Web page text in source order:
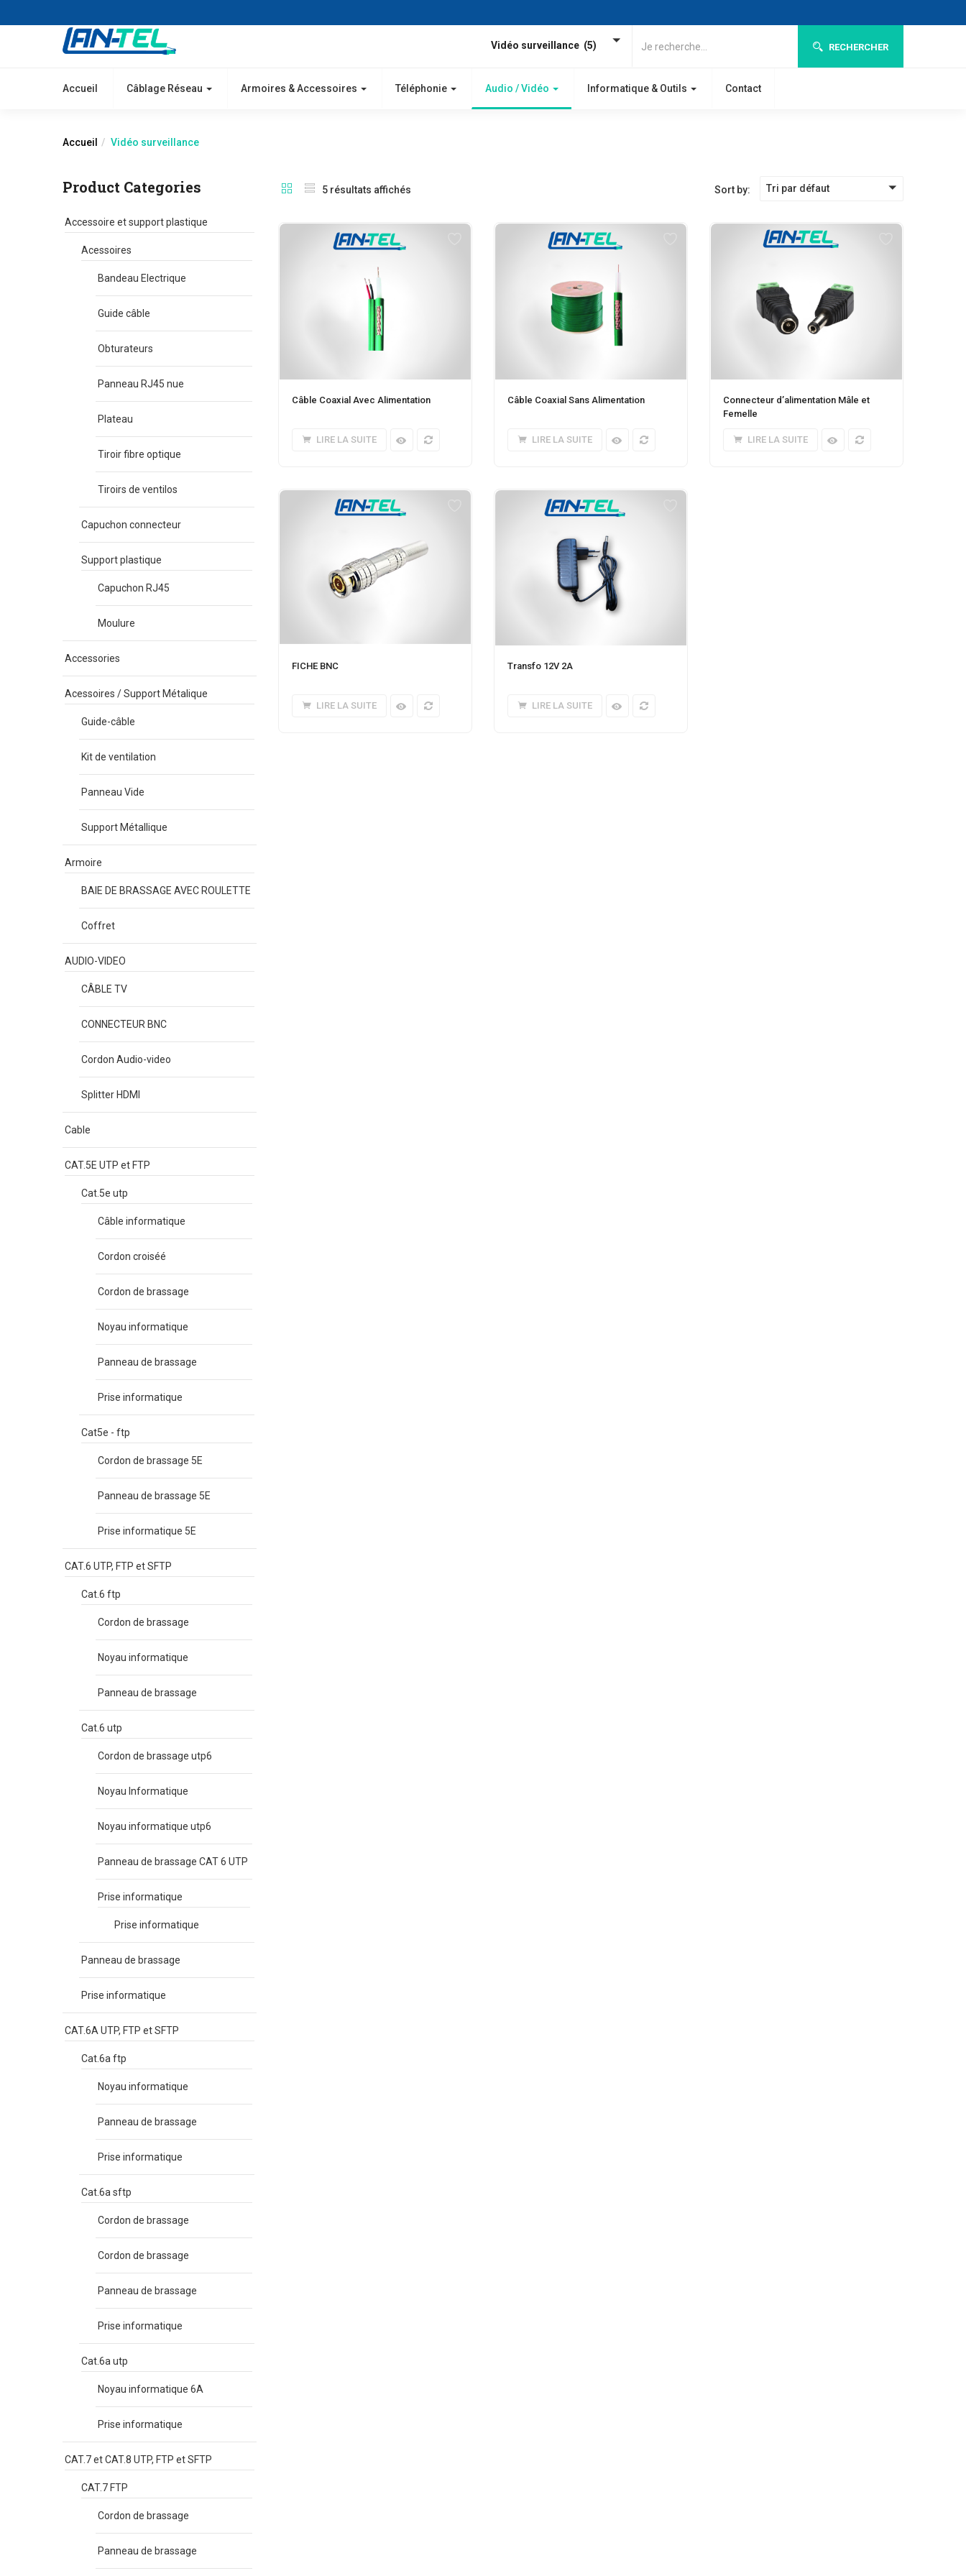
Vidéo surveillance (5) RECHERCHER
Accueil Câblage Réseau Armoires & Accessoires Téléphonie Audio / Vidéo Informatique & Outils Contact
Accueil Vidéo surveillance
5 résultats affichés Sort by: Tri par défaut
Câble Coaxial Avec Alimentation
LIRE LA SUITE
Câble Coaxial Sans Alimentation
LIRE LA SUITE
Connecteur d’alimentation Mâle et
Femelle
LIRE LA SUITE
FICHE BNC
LIRE LA SUITE
Transfo 12V 2A
LIRE LA SUITE
Product Categories
Accessoire et support plastique
Acessoires
Bandeau Electrique
Guide câble
Obturateurs
Panneau RJ45 nue
Plateau
Tiroir fibre optique
Tiroirs de ventilos
Capuchon connecteur
Support plastique
Capuchon RJ45
Moulure
Accessories
Acessoires / Support Métalique
Guide-câble
Kit de ventilation
Panneau Vide
Support Métallique
Armoire
BAIE DE BRASSAGE AVEC ROULETTE
Coffret
AUDIO-VIDEO
CÂBLE TV
CONNECTEUR BNC
Cordon Audio-video
Splitter HDMI
Cable
CAT.5E UTP et FTP
Cat.5e utp
Câble informatique
Cordon croiséé
Cordon de brassage
Noyau informatique
Panneau de brassage
Prise informatique
Cat5e - ftp
Cordon de brassage 5E
Panneau de brassage 5E
Prise informatique 5E
CAT.6 UTP, FTP et SFTP
Cat.6 ftp
Cordon de brassage
Noyau informatique
Panneau de brassage
Cat.6 utp
Cordon de brassage utp6
Noyau Informatique
Noyau informatique utp6
Panneau de brassage CAT 6 UTP
Prise informatique
Prise informatique
Panneau de brassage
Prise informatique
CAT.6A UTP, FTP et SFTP
Cat.6a ftp
Noyau informatique
Panneau de brassage
Prise informatique
Cat.6a sftp
Cordon de brassage
Cordon de brassage
Panneau de brassage
Prise informatique
Cat.6a utp
Noyau informatique 6A
Prise informatique
CAT.7 et CAT.8 UTP, FTP et SFTP
CAT.7 FTP
Cordon de brassage
Panneau de brassage